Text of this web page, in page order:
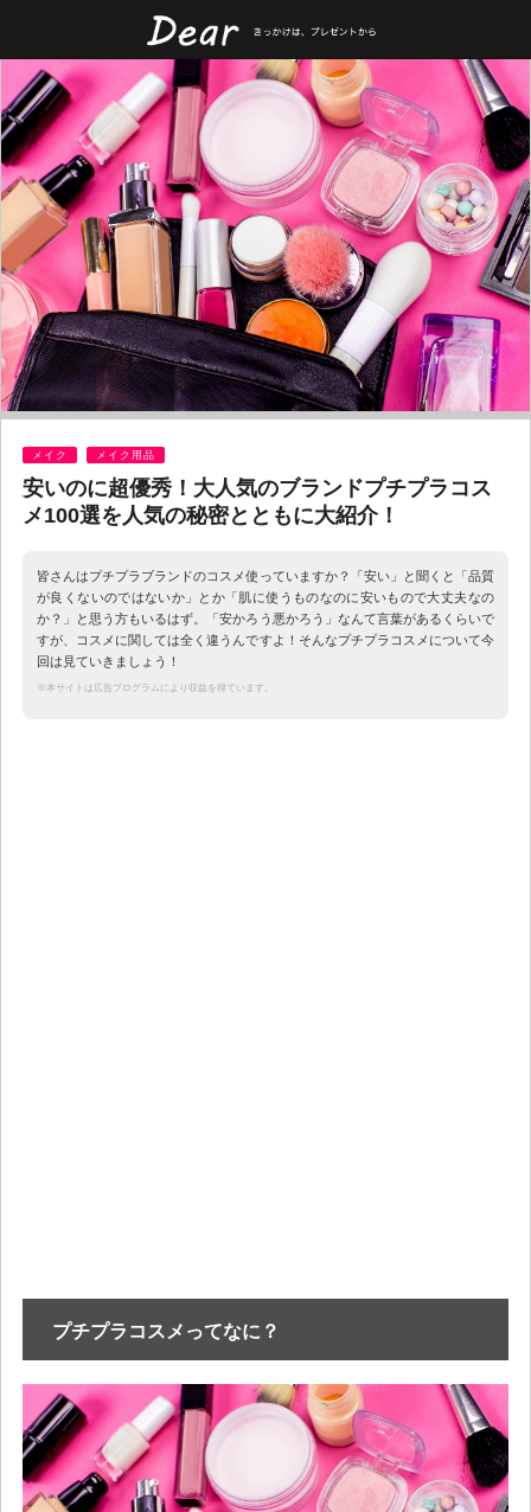
メイク メイク用品
安いのに超優秀！大人気のブランドプチプラコス
メ100選を人気の秘密とともに大紹介！
皆さんはプチプラブランドのコスメ使っていますか？「安い」と聞くと「品質
が良くないのではないか」とか「肌に使うものなのに安いもので大丈夫なの
か？」と思う方もいるはず。「安かろう悪かろう」なんて言葉があるくらいで
すが、コスメに関しては全く違うんですよ！そんなプチプラコスメについて今
回は見ていきましょう！
※本サイトは広告プログラムにより収益を得ています。
プチプラコスメってなに？